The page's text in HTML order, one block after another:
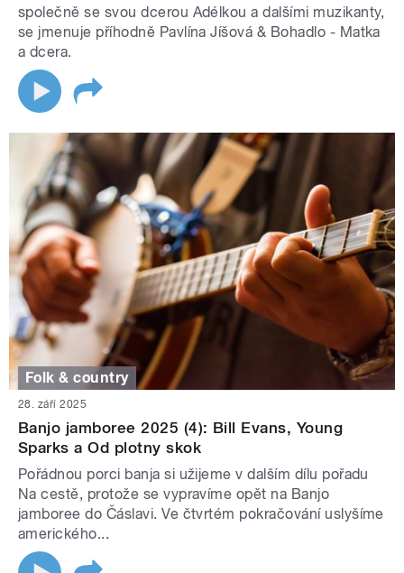
společně se svou dcerou Adélkou a dalšími muzikanty,
se jmenuje příhodně Pavlína Jíšová & Bohadlo - Matka
a dcera.
Folk & country
28. září 2025
Banjo jamboree 2025 (4): Bill Evans, Young
Sparks a Od plotny skok
Pořádnou porci banja si užijeme v dalším dílu pořadu
Na cestě, protože se vypravíme opět na Banjo
jamboree do Čáslavi. Ve čtvrtém pokračování uslyšíme
amerického...